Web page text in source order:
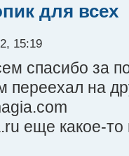
для всех
15:19
спасибо за
переехал на
еще какое-то